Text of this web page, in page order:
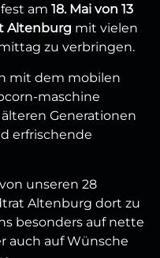
am 18. Mai von 13
Altenburg mit vielen
zu verbringen.
mit dem mobilen
maschine
Generationen
erfrischende
unseren 28
Altenburg dort zu
besonders auf nette
auch auf Wünsche